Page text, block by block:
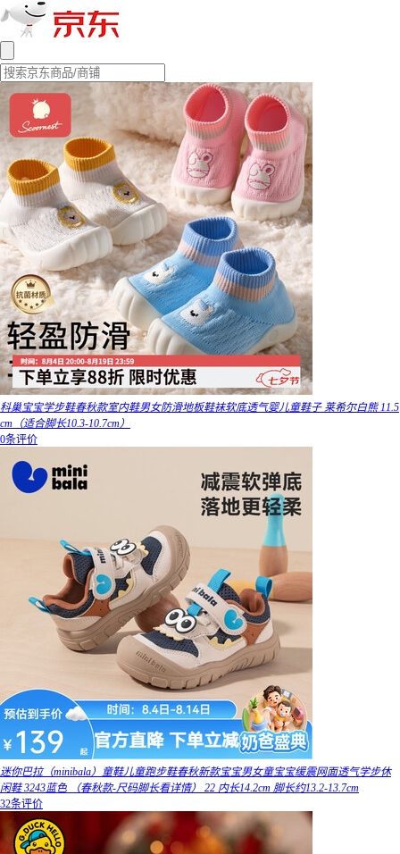
科巢宝宝学步鞋春秋款室内鞋男女防滑地板鞋袜软底透气婴儿童鞋子 莱希尔白熊 11.5
cm（适合脚长10.3-10.7cm）
0条评价
迷你巴拉（minibala）童鞋儿童跑步鞋春秋新款宝宝男女童宝宝缓震网面透气学步休
闲鞋 3243蓝色 （春秋款-尺码脚长看详情） 22 内长14.2cm 脚长约13.2-13.7cm
32条评价